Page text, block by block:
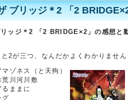
ブリッジ＊2 「2 BRIDGE×2
ッジ＊2 「2 BRIDGE×2」の感想と
2が三つ、なんだかよくわかりません
ゾネス（と天狗）
川河川敷
ままに
グ